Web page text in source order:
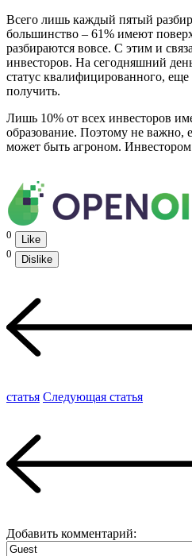
Всего лишь каждый пятый
большинство – 61% имеют
разбираются вовсе. С этим и
инвесторов. На сегодняшний
статус квалифицированного,
получить.
Лишь 10% от всех инвесторов
образование. Поэтому не важно,
может быть агроном.
0
Like
0
Dislike
статья Следующая статья
Добавить комментарий: